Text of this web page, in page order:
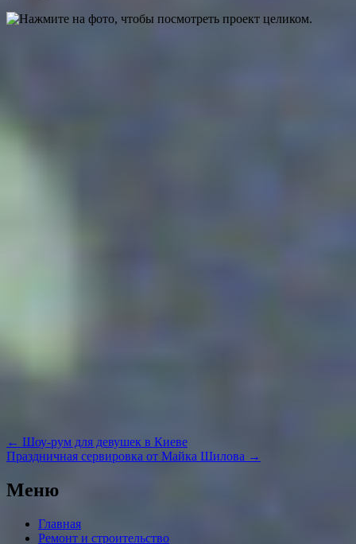
Навигация
по
← Шоу-рум для девушек в Киеве
Праздничная сервировка от Майка Шилова →
Меню
Главная
Ремонт и строительство